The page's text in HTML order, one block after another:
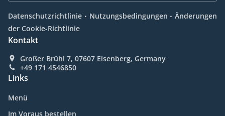
Datenschutzrichtlinie . Nutzungsbedingungen . Änderungen
der Cookie-Richtlinie
Kontakt
Großer Brühl 7, 07607 Eisenberg, Germany
+49 171 4546850
Links
Menü
Im Voraus bestellen